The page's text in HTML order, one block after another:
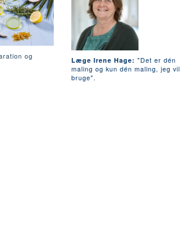
og
Læge Irene Hage: "Det er dén
maling og kun dén maling, jeg vil
bruge".